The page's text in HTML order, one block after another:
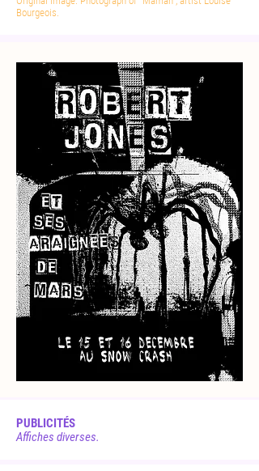
Bourgeois.
PUBLICITÉS
Affiches diverses.